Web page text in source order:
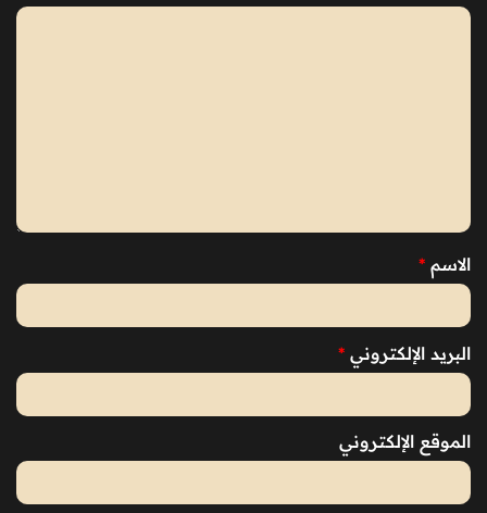
الاسم *
البريد الإلكتروني *
الموقع الإلكتروني